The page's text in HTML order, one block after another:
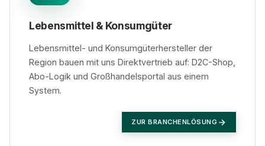
Lebensmittel & Konsumgüter
Lebensmittel- und Konsumgüterhersteller der
Region bauen mit uns Direktvertrieb auf: D2C-Shop,
Abo-Logik und Großhandelsportal aus einem
System.
ZUR BRANCHENLÖSUNG